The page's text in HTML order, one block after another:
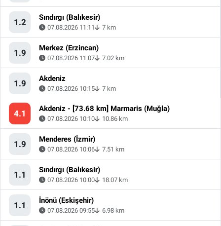
1.2 Sındırgı (Balıkesir)
07.08.2026 11:11 7 km
1.9 Merkez (Erzincan)
07.08.2026 11:07 7.02 km
1.9 Akdeniz
07.08.2026 10:15 7 km
4.1 Akdeniz - [73.68 km] Marmaris (Muğla)
07.08.2026 10:10 10.86 km
1.9 Menderes (İzmir)
07.08.2026 10:06 7.51 km
1.1 Sındırgı (Balıkesir)
07.08.2026 10:00 18.07 km
1.1 İnönü (Eskişehir)
07.08.2026 09:55 6.98 km